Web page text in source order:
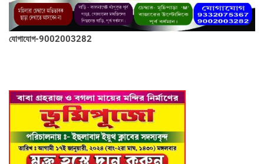
যোগাযোগ-9002003282